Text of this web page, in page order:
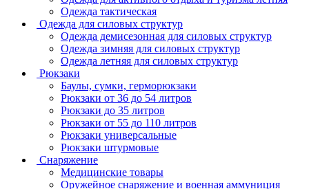
Одежда тактическая
Одежда для силовых структур
Одежда демисезонная для силовых структур
Одежда зимняя для силовых структур
Одежда летняя для силовых структур
Рюкзаки
Баулы, сумки, герморюкзаки
Рюкзаки от 36 до 54 литров
Рюкзаки до 35 литров
Рюкзаки от 55 до 110 литров
Рюкзаки универсальные
Рюкзаки штурмовые
Снаряжение
Медицинские товары
Оружейное снаряжение и военная аммуниция